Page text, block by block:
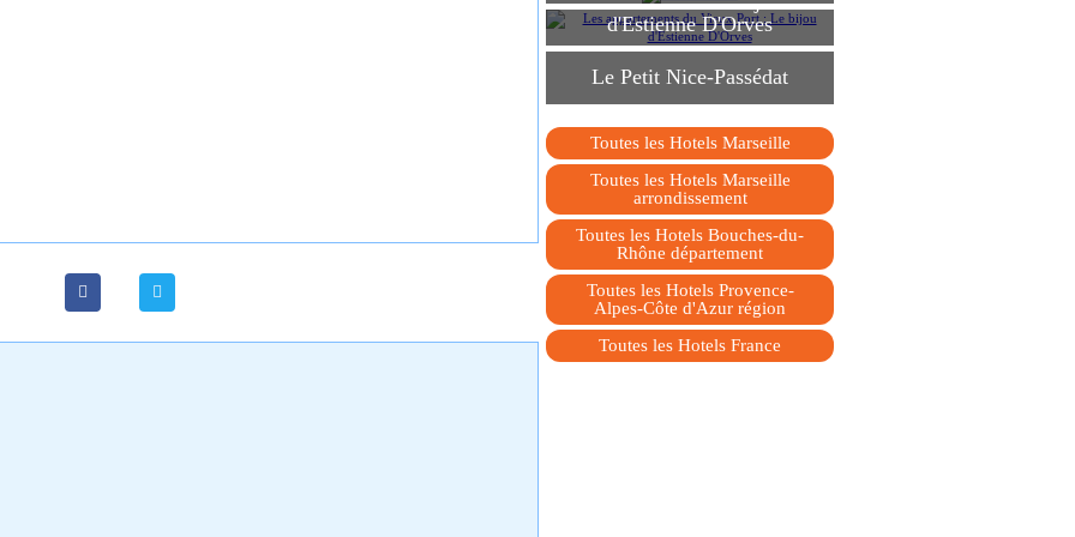
d'Estienne D'Orves
Le Petit Nice-Passédat
Toutes les Hotels Marseille
Toutes les Hotels Marseille
arrondissement
Toutes les Hotels Bouches-du-
Rhône département
Toutes les Hotels Provence-
Alpes-Côte d'Azur région
Toutes les Hotels France